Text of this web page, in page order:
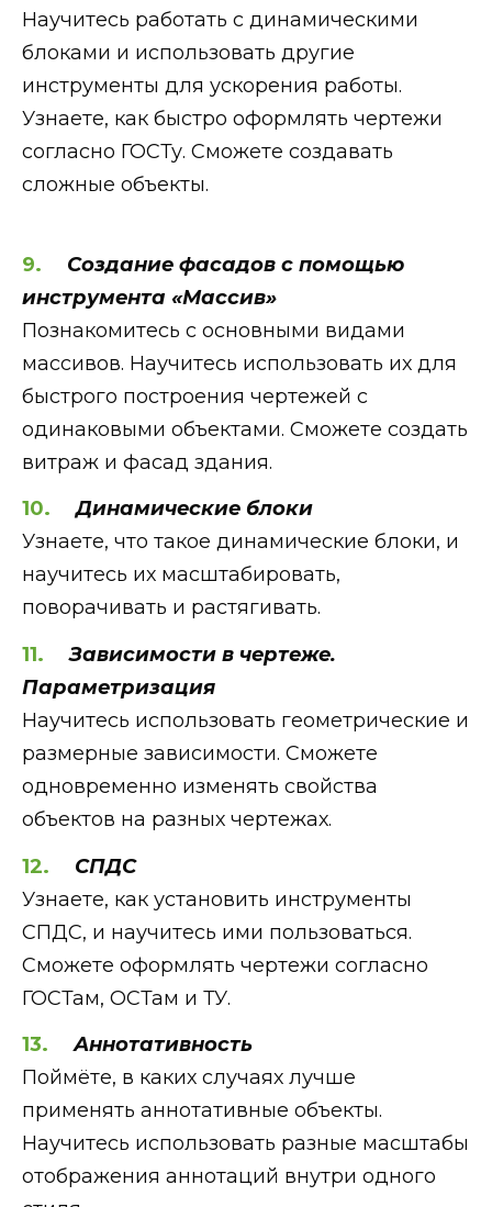
Научитесь работать с динамическими
блоками и использовать другие
инструменты для ускорения работы.
Узнаете, как быстро оформлять чертежи
согласно ГОСТу. Сможете создавать
сложные объекты.
Создание фасадов с помощью
инструмента «‎Массив»
Познакомитесь с основными видами
массивов. Научитесь использовать их для
быстрого построения чертежей с
одинаковыми объектами. Сможете создать
витраж и фасад здания.
Динамические блоки
Узнаете, что такое динамические блоки, и
научитесь их масштабировать,
поворачивать и растягивать.
Зависимости в чертеже.
Параметризация
Научитесь использовать геометрические и
размерные зависимости. Cможете
одновременно изменять свойства
объектов на разных чертежах.
СПДС
Узнаете, как установить инструменты
СПДС, и научитесь ими пользоваться.
Сможете оформлять чертежи согласно
ГОСТам, ОСТам и ТУ.
Аннотативность
Поймёте, в каких случаях лучше
применять аннотативные объекты.
Научитесь использовать разные масштабы
отображения аннотаций внутри одного